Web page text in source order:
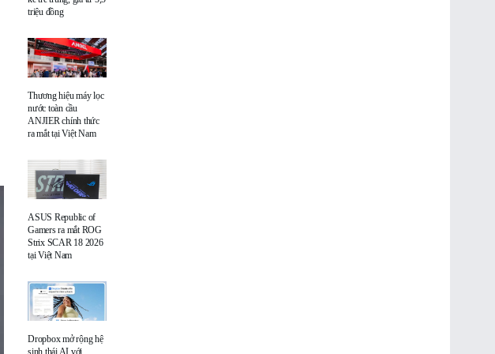
triệu đồng
Thương hiệu máy lọc
nước toàn cầu
ANJIER chính thức
ra mắt tại Việt Nam
ASUS Republic of
Gamers ra mắt ROG
Strix SCAR 18 2026
tại Việt Nam
Dropbox mở rộng hệ
sinh thái AI với